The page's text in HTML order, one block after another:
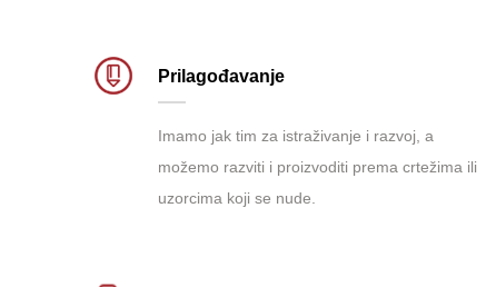
Prilagođavanje
Imamo jak tim za istraživanje i razvoj, a
možemo razviti i proizvoditi prema crtežima ili
uzorcima koji se nude.